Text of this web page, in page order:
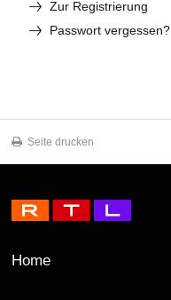
Zur Registrierung
Passwort vergessen?
Seite drucken
Home